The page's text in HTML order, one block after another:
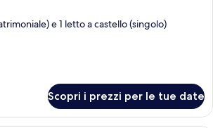
e 1 letto a castello (singolo)
Scopri i prezzi per le tue date